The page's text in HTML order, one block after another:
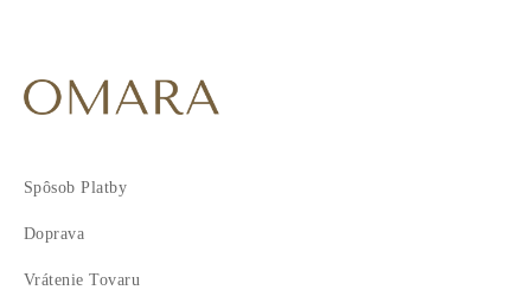
Spôsob Platby
Doprava
Vrátenie Tovaru